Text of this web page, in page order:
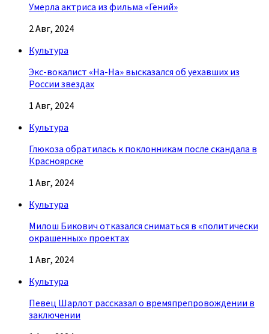
Умерла актриса из фильма «Гений»
2 Авг, 2024
Культура
Экс-вокалист «На-На» высказался об уехавших из
России звездах
1 Авг, 2024
Культура
Глюкоза обратилась к поклонникам после скандала в
Красноярске
1 Авг, 2024
Культура
Милош Бикович отказался сниматься в «политически
окрашенных» проектах
1 Авг, 2024
Культура
Певец Шарлот рассказал о времяпрепровождении в
заключении